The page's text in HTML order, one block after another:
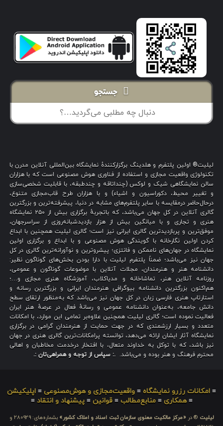
جستجو
لیلیت® اولین پلتفرم و هلدینگ برگزارکنندهٔ نمایشگاه بین‌المللی آنلاین مدرن با
تکنولوژی واقعیت مجازی و استفاده از فناوری هوش مصنوعی است که با هزاران
سالن نمایشگاهی شیک و لوکس (چنداتاقه و چندطبقه، با قابلیت شخصی‌سازی
و تغییر محیط، دکوراسیون و اشیاء) و با هزاران طرح قاب‌مجازی متنوع،
درحال‌حاضر درمقایسه با سایر پلتفرم‌های مشابه در دنیا، پیشرفته‌ترین و بزرگترین
گالری آنلاین در کل جهان می‌باشد، که باتجربهٔ برگزاری بیش از ۲۵۰ نمایشگاه
هنری و تجاری و با میانگین بیش از هزار بازدیدشبانه‌روزی از سراسرجهان،
موفق‌ترین و پربازدیدترین گالری ایرانی نیز است؛ گالری لیلیت همچنین با ابداع
کردن اولین نگارخانه با گویندگی هوش مصنوعی و با ابداع و برگزاری اولین
نمایشگاه در جهان‌های ناممکن و فانتزی؛ پیشروترین و نوآورانه‌ترین گالری در کل
جهان نیز می‌باشد؛ ضمناً پلتفرم لیلیت با دارا بودن بخش‌های گوناگون نظیر:
دانشنامه هنر و هنرمندان، مجلات آنلاین با موضوعات گوناگون و عمومی،
روزنامه آنلاین هنر، تماشاخانه و مدیاکلاب، آموزشگاه هنری مجازی و…؛
هم‌اکنون بزرگترین دانشنامه بیوگرافی هنرمندان ایرانی و بزرگترین رسانه و
استارتاپ هنری فارسی زبان در کل جهان نیز می‌باشد که به‌منظور ارتقای سطح
دانش جامعه، به‌عنوان دانشنامه عمومی و رسانهٔ فعال در عرصهٔ هنر ایران
فعالیت نموده است؛ گالری لیلیت همچنین علاوه‌بر تمامی این موارد، با امکانات
متعدد و بسیار ارزشمندی که در جهت حمایت از هنرمندان گرامی در برگزاری
نمایشگاه آثار ایشان ارائه می‌دهد، توانسته پرامکانات‌ترین گالری هنری در جهان
نیز باشد، که با توکل به خداوند متعال، با افتخار درخدمت مخاطبان و اهالی
محترم فرهنگ و هنر بوده و می‌باشد. .: سپاس از توجه و همراهی‌تان :.
≡ امکانات رزرو نمایشگاه ≡ واقعیت‌مجازی و هوش‌مصنوعی ≡ اپلیکیشن
≡همکاری ≡منابع‌مطالب ≡قوانین ≡پیشنهاد و انتقاد ≡
لیلیت ® در «مرکز مالکیت معنوی سازمان ثبت اسناد و املاک کشور»
بشماره‌های: ۲۸۰۹۲۹ و